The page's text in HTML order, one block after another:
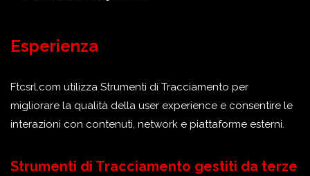
Esperienza
Ftcsrl.com utilizza Strumenti di Tracciamento per
migliorare la qualità della user experience e consentire le
interazioni con contenuti, network e piattaforme esterni.
Strumenti di Tracciamento gestiti da terze